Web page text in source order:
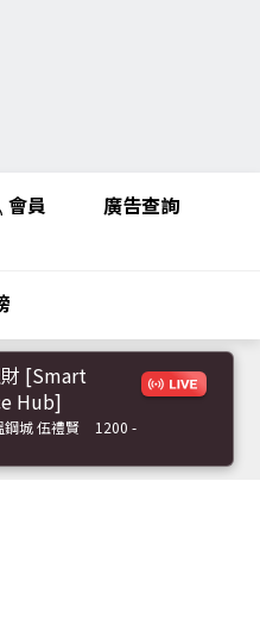
會員 廣告查詢
[Smart
Hub]
鋼城 伍禮賢
1200 -